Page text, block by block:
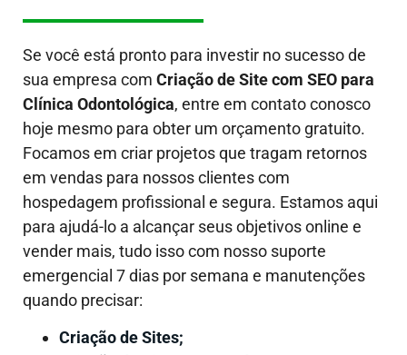
Se você está pronto para investir no sucesso de
sua empresa com Criação de Site com SEO para
Clínica Odontológica, entre em contato conosco
hoje mesmo para obter um orçamento gratuito.
Focamos em criar projetos que tragam retornos
em vendas para nossos clientes com
hospedagem profissional e segura. Estamos aqui
para ajudá-lo a alcançar seus objetivos online e
vender mais, tudo isso com nosso suporte
emergencial 7 dias por semana e manutenções
quando precisar:
Criação de Sites;